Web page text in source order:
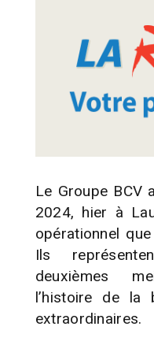
Le Groupe BCV
2024, hier à
opérationnel
Ils
deuxièmes
l’histoire de la
extraordinaires.